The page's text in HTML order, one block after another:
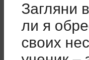
Загляни
ли я
своих